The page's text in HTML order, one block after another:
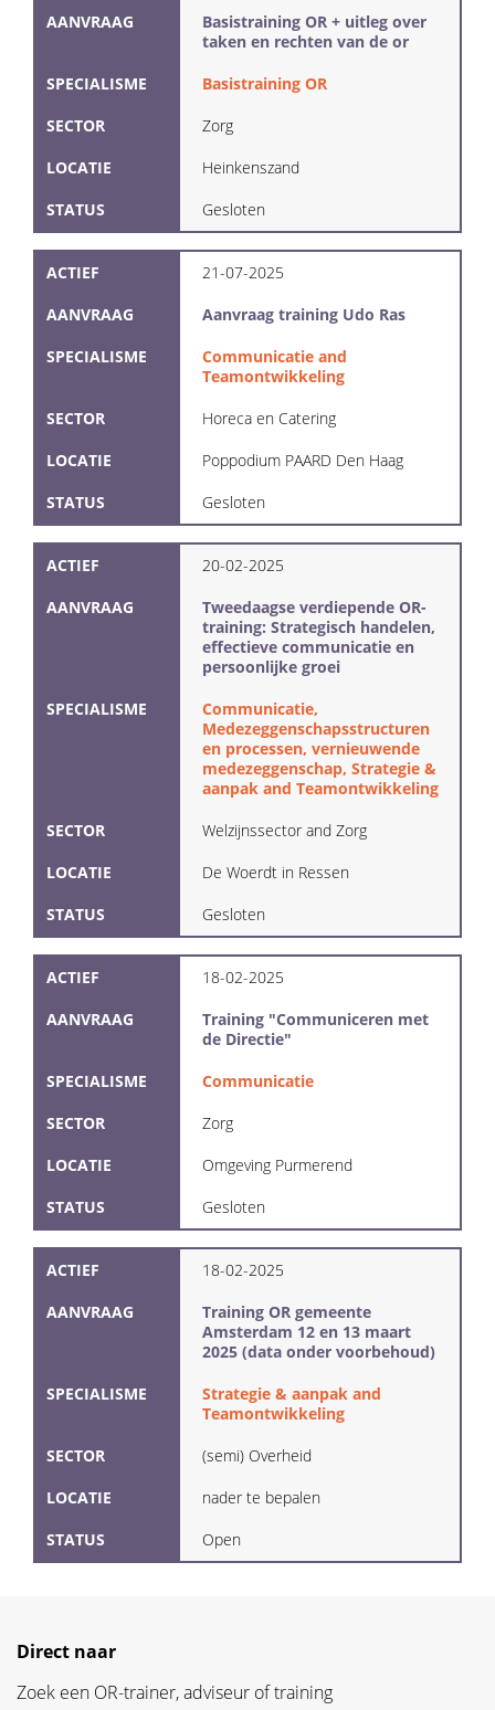
AANVRAAG
Basistraining OR + uitleg over
taken en rechten van de or
SPECIALISME
Basistraining OR
SECTOR
Zorg
LOCATIE
Heinkenszand
STATUS
Gesloten
ACTIEF
21-07-2025
AANVRAAG
Aanvraag training Udo Ras
SPECIALISME
Communicatie and
Teamontwikkeling
SECTOR
Horeca en Catering
LOCATIE
Poppodium PAARD Den Haag
STATUS
Gesloten
ACTIEF
20-02-2025
AANVRAAG
Tweedaagse verdiepende OR-
training: Strategisch handelen,
effectieve communicatie en
persoonlijke groei
SPECIALISME
Communicatie,
Medezeggenschapsstructuren
en processen, vernieuwende
medezeggenschap, Strategie &
aanpak and Teamontwikkeling
SECTOR
Welzijnssector and Zorg
LOCATIE
De Woerdt in Ressen
STATUS
Gesloten
ACTIEF
18-02-2025
AANVRAAG
Training "Communiceren met
de Directie"
SPECIALISME
Communicatie
SECTOR
Zorg
LOCATIE
Omgeving Purmerend
STATUS
Gesloten
ACTIEF
18-02-2025
AANVRAAG
Training OR gemeente
Amsterdam 12 en 13 maart
2025 (data onder voorbehoud)
SPECIALISME
Strategie & aanpak and
Teamontwikkeling
SECTOR
(semi) Overheid
LOCATIE
nader te bepalen
STATUS
Open
Direct naar
Zoek een OR-trainer, adviseur of training